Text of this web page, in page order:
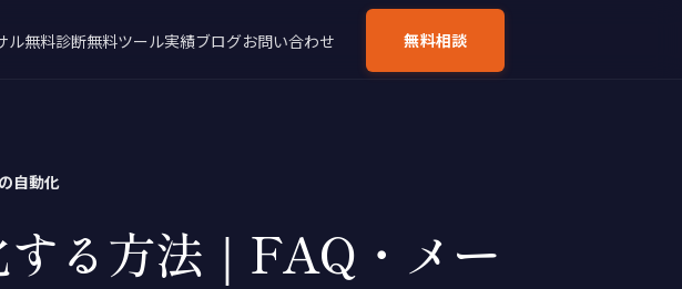
ル無料診断無料ツール実績ブログお問い合わせ 無料相談
自動化
る方法｜FAQ・メー